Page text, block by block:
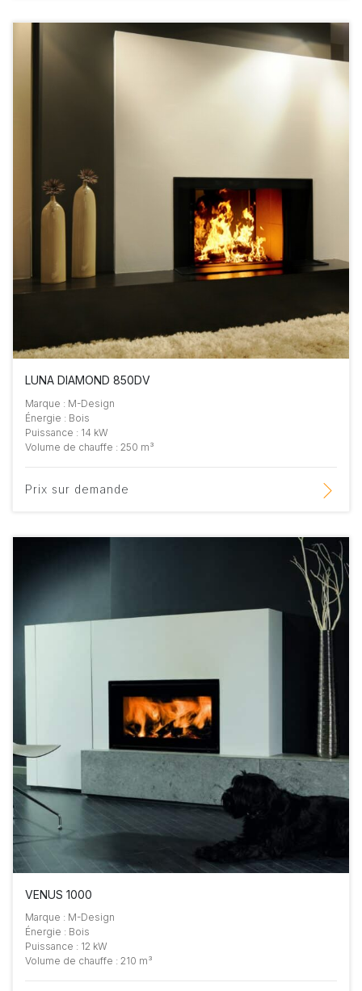
LUNA DIAMOND 850DV
Marque : M-Design
Énergie : Bois
Puissance : 14 kW
Volume de chauffe : 250 m³
Prix sur demande
VENUS 1000
Marque : M-Design
Énergie : Bois
Puissance : 12 kW
Volume de chauffe : 210 m³